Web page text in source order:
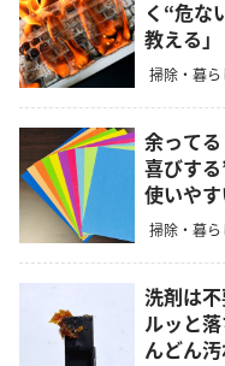
く“危な
教える」
掃除・暮ら
余って
喜びす
使いやす
掃除・暮ら
洗剤は
ルッと
んどん汚